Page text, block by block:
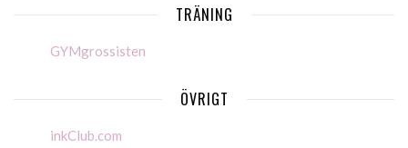
TRÄNING
GYMgrossisten
ÖVRIGT
inkClub.com